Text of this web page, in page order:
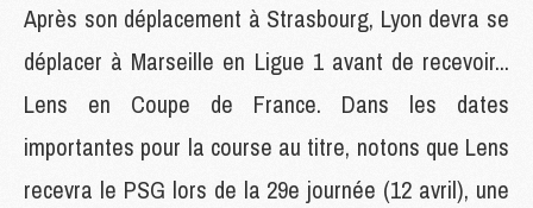
Après son déplacement à Strasbourg, Lyon devra se
déplacer à Marseille en Ligue 1 avant de recevoir...
Lens en Coupe de France. Dans les dates
importantes pour la course au titre, notons que Lens
recevra le PSG lors de la 29e journée (12 avril), une